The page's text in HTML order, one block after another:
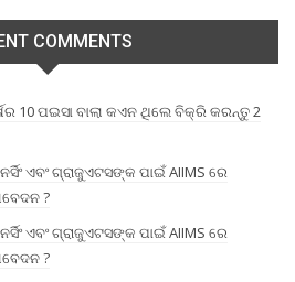
COMMENTS
10 ପଇସା ବାଲା କଏନ ଥିଲେ ବିକ୍ରି କରନ୍ତୁ 2
ନର୍ସିଂ ଏବଂ ଗ୍ରାଜୁଏଟସଙ୍କ ପାଇଁ AIIMS ରେ
?
ନର୍ସିଂ ଏବଂ ଗ୍ରାଜୁଏଟସଙ୍କ ପାଇଁ AIIMS ରେ
?